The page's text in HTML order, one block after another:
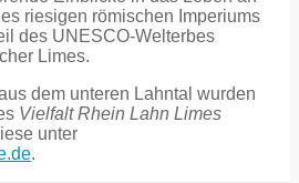
riesigen römischen Imperiums
des UNESCO-Welterbes
Limes.
dem unteren Lahntal wurden
Vielfalt Rhein Lahn Limes
unter
.